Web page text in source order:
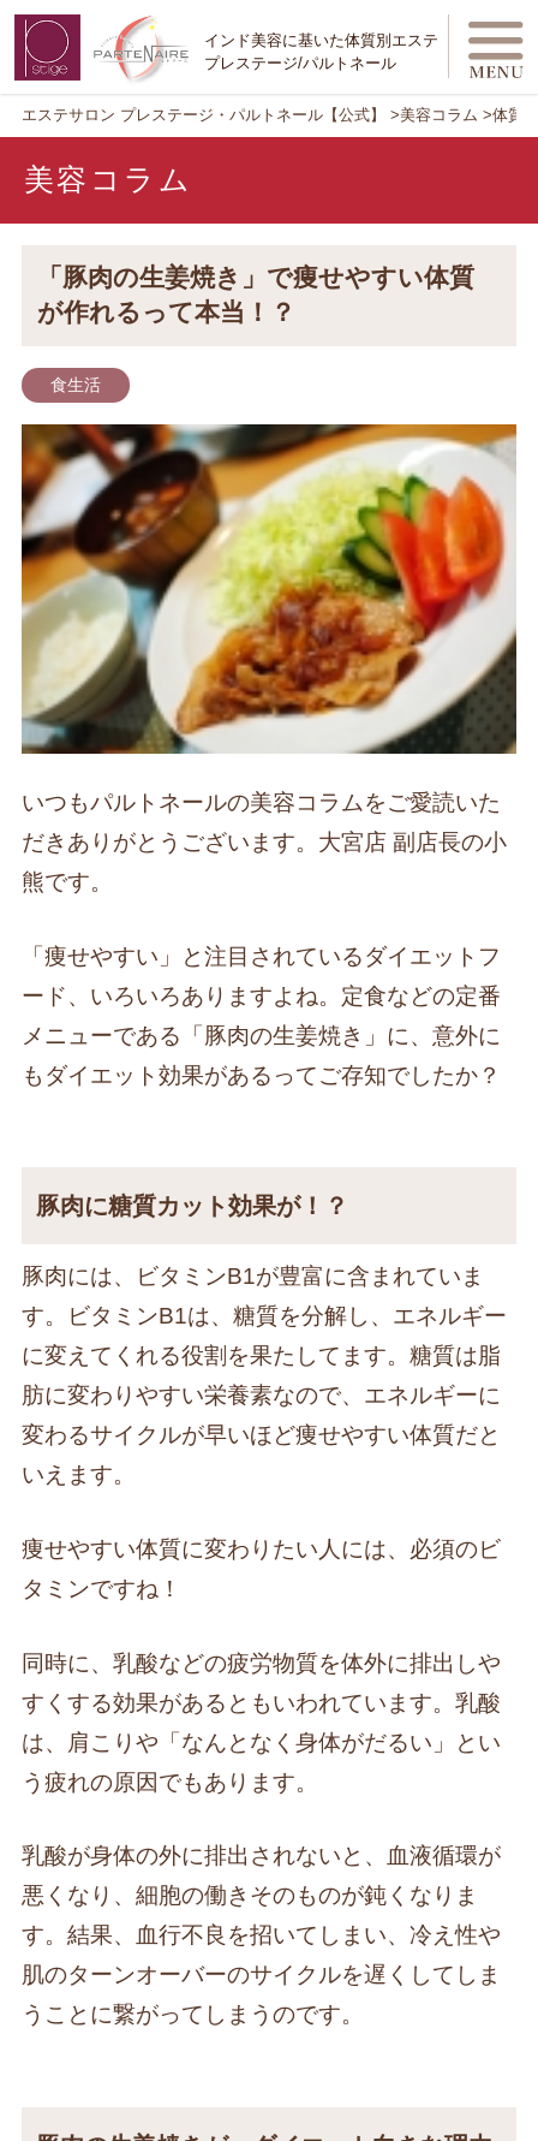
インド美容に基いた体質別エステ
プレステージ/パルトネール
エステサロン プレステージ・パルトネール【公式】 美容コラム 体質
美容コラム
「豚肉の生姜焼き」で痩せやすい体質
が作れるって本当！？
食生活
いつもパルトネールの美容コラムをご愛読いた
だきありがとうございます。大宮店 副店長の小
熊です。
「痩せやすい」と注目されているダイエットフ
ード、いろいろありますよね。定食などの定番
メニューである「豚肉の生姜焼き」に、意外に
もダイエット効果があるってご存知でしたか？
豚肉に糖質カット効果が！？
豚肉には、ビタミンB1が豊富に含まれていま
す。ビタミンB1は、糖質を分解し、エネルギー
に変えてくれる役割を果たしてます。糖質は脂
肪に変わりやすい栄養素なので、エネルギーに
変わるサイクルが早いほど痩せやすい体質だと
いえます。
痩せやすい体質に変わりたい人には、必須のビ
タミンですね！
同時に、乳酸などの疲労物質を体外に排出しや
すくする効果があるともいわれています。乳酸
は、肩こりや「なんとなく身体がだるい」とい
う疲れの原因でもあります。
乳酸が身体の外に排出されないと、血液循環が
悪くなり、細胞の働きそのものが鈍くなりま
す。結果、血行不良を招いてしまい、冷え性や
肌のターンオーバーのサイクルを遅くしてしま
うことに繋がってしまうのです。